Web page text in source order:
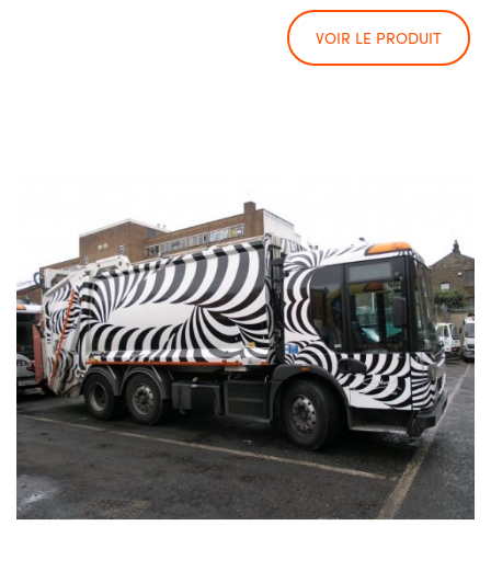
VOIR LE PRODUIT